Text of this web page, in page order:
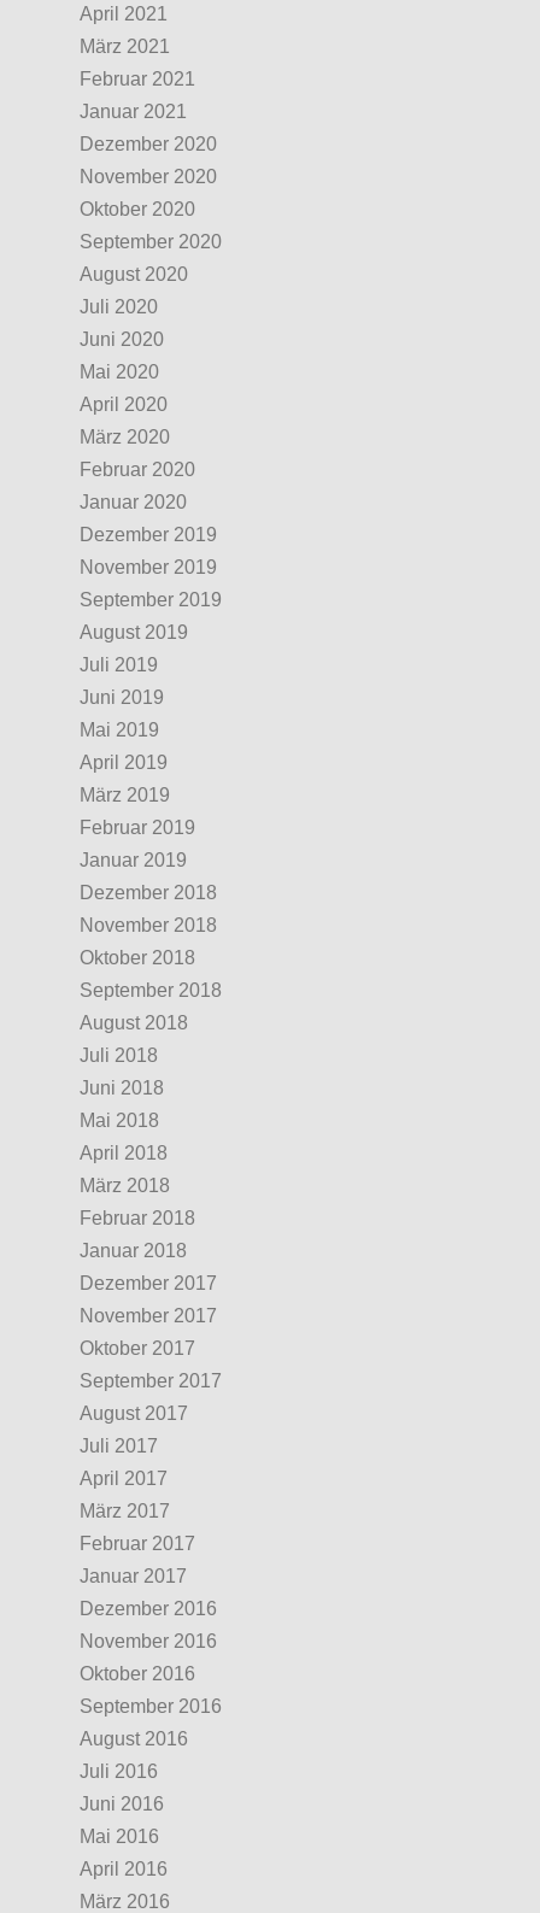
April 2021
März 2021
Februar 2021
Januar 2021
Dezember 2020
November 2020
Oktober 2020
September 2020
August 2020
Juli 2020
Juni 2020
Mai 2020
April 2020
März 2020
Februar 2020
Januar 2020
Dezember 2019
November 2019
September 2019
August 2019
Juli 2019
Juni 2019
Mai 2019
April 2019
März 2019
Februar 2019
Januar 2019
Dezember 2018
November 2018
Oktober 2018
September 2018
August 2018
Juli 2018
Juni 2018
Mai 2018
April 2018
März 2018
Februar 2018
Januar 2018
Dezember 2017
November 2017
Oktober 2017
September 2017
August 2017
Juli 2017
April 2017
März 2017
Februar 2017
Januar 2017
Dezember 2016
November 2016
Oktober 2016
September 2016
August 2016
Juli 2016
Juni 2016
Mai 2016
April 2016
März 2016